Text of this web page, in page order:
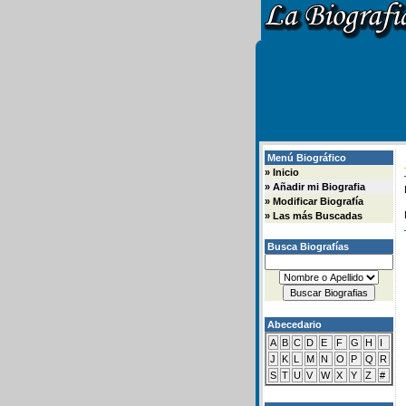
Menú Biográfico
» Inicio
» Añadir mi Biografia
» Modificar Biografía
» Las más Buscadas
Busca Biografías
Abecedario
A B C D E F G H
I
J
K L M N O P Q
R
S T U V W X Y Z #